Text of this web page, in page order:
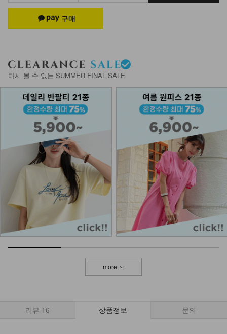
KOA-P-11/치마속바지
9,900 7,900
NK02-A-10/슬림브이 목걸이_DY
9,900
DM61-BT-01/비블 골드 소가죽 벨트
_HR
27,900
NKA52-AI-1/모던 라인 포인트 반지
7,900
DM61-BG-03/에퓨르 체인 빅 숄더백
다시 볼 수 없는 SUMMER FINAL SALE
more
리뷰 16 상품정보 문의